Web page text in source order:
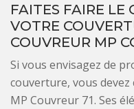
FAITES FAIRE LE
VOTRE
COUVREUR MP
Si vous envisagez de
couverture, vous
MP Couvreur 71. Ses